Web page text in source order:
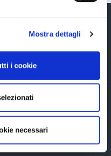
Mostra dettagli
i cookie
necessari